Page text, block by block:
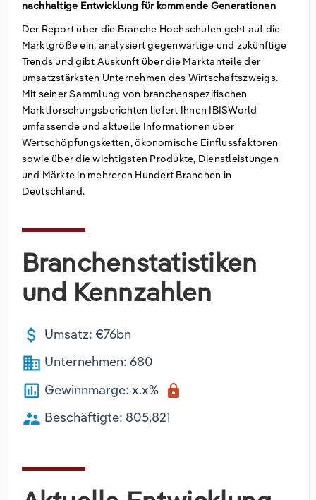
nachhaltige Entwicklung für kommende Generationen
Der Report über die Branche Hochschulen geht auf die
Marktgröße ein, analysiert gegenwärtige und zukünftige
Trends und gibt Auskunft über die Marktanteile der
umsatzstärksten Unternehmen des Wirtschaftszweigs.
Mit seiner Sammlung von branchenspezifischen
Marktforschungsberichten liefert Ihnen IBISWorld
umfassende und aktuelle Informationen über
Wertschöpfungsketten, ökonomische Einflussfaktoren
sowie über die wichtigsten Produkte, Dienstleistungen
und Märkte in mehreren Hundert Branchen in
Deutschland.
Branchenstatistiken
und Kennzahlen
attach_money Umsatz: €76bn
business Unternehmen: 680
poll Gewinnmarge: x.x% lock
supervisor_account Beschäftigte: 805,821
Groß- und Einzelhandel
Information und Kommunikation
Freiberufliche, wissenschaftliche und technische
Dienstleistungen
Deutschland
Italien
Irland
Spanien
Vereinigtes Königreich
Marketing
Private Equity
Sales Vertrieb
Bibliotheken